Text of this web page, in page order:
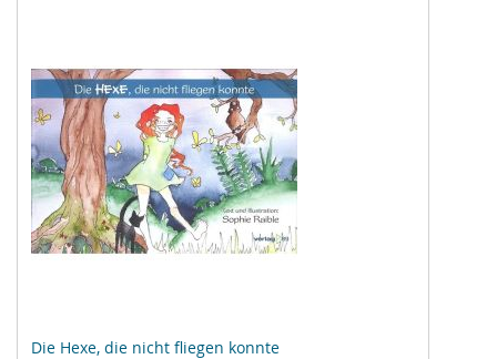
Die Hexe, die nicht fliegen konnte